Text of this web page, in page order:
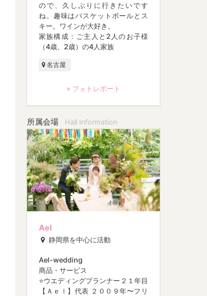
ので、久しぶりに行きたいです
ね。趣味はバスケットボールとス
キー。ワインが大好き。
家族構成：ご主人と2人のお子様
（4歳、2歳）の4人家族
名古屋
» フォトレポート
所属会場 Hall Information
Ael
静岡県を中心に活動
Ael-wedding
商品・サービス
⭐️ウエディングプランナー２１年目
【Ａｅｌ】代表 ２００９年〜フリ